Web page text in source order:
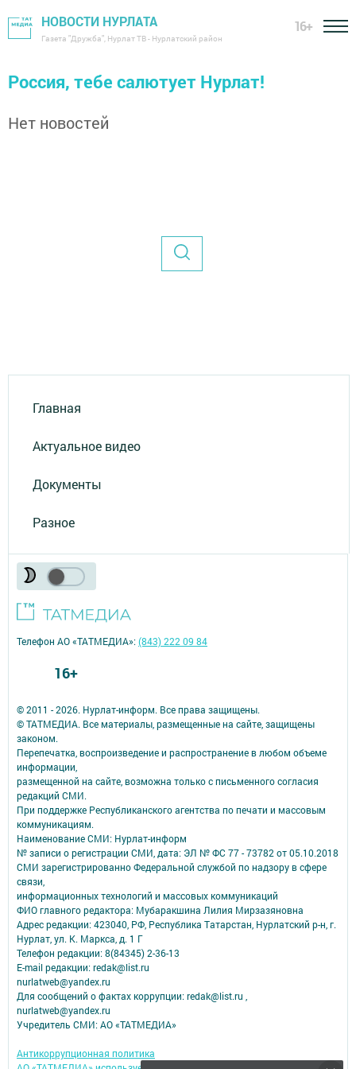
НОВОСТИ НУРЛАТА
Газета "Дружба", Нурлат ТВ - Нурлатский район
16+
Россия, тебе салютует Нурлат!
Нет новостей
Главная
Актуальное видео
Документы
Разное
© 2011 - 2026. Нурлат-⁠информ. Все права защищены.
© ТАТМЕДИА. Все материалы, размещенные на сайте, защищены
законом.
Перепечатка, воспроизведение и распространение в любом объеме
информации,
размещенной на сайте, возможна только с письменного согласия
редакций СМИ.
При поддержке Республиканского агентства по печати и массовым
коммуникациям.
Наименование СМИ: Нурлат-⁠информ
№ записи о регистрации СМИ, дата: ЭЛ № ФС 77 -⁠ 73782 от 05.10.2018
СМИ зарегистрированно Федеральной службой по надзору в сфере
связи,
информационных технологий и массовых коммуникаций
ФИО главного редактора: Мубаракшина Лилия Мирзазяновна
Адрес редакции: 423040, РФ, Республика Татарстан, Нурлатский р-н, г.
Нурлат, ул. К. Маркса, д. 1 Г
Телефон редакции: 8(84345) 2-36-13
E-mail редакции: redak@list.ru
nurlatweb@yandex.ru
Для сообщений о фактах коррупции: redak@list.ru ,
nurlatweb@yandex.ru
Учредитель СМИ: АО «ТАТМЕДИА»
Антикоррупционная политика
Телефон АО «ТАТМЕДИА»:(843) 222 09 84
16+